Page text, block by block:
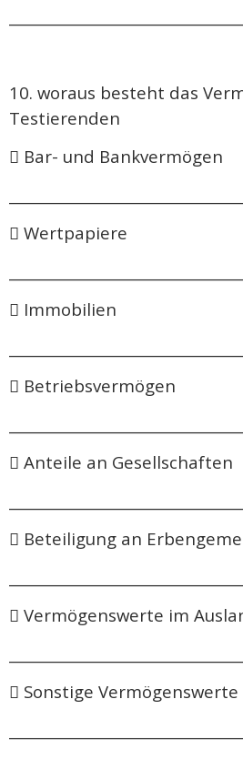
10. woraus besteht das
Testierenden
 Bar- und Bankvermögen
 Wertpapiere
 Immobilien
 Betriebsvermögen
 Anteile an Gesellschaften
 Beteiligung an
 Vermögenswerte im
 Sonstige Vermögenswerte